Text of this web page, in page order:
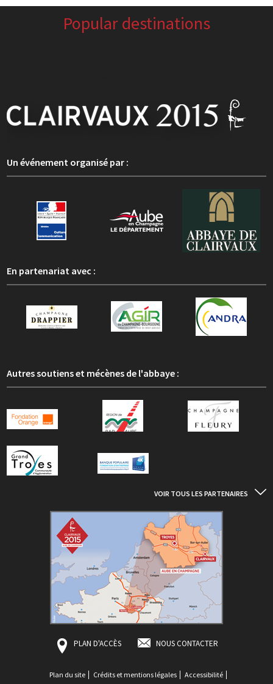
Popular destinations
Un événement organisé par :
En partenariat avec :
Autres soutiens et mécènes de l'abbaye :
VOIR TOUS LES PARTENAIRES
PLAN D'ACCÈS NOUS CONTACTER
Plan du site Crédits et mentions légales Accessibilité